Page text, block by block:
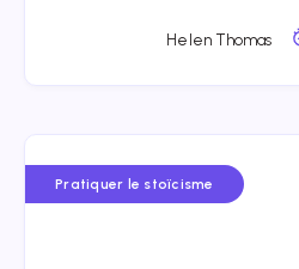
Helen Thomas
Pratiquer le stoïcisme